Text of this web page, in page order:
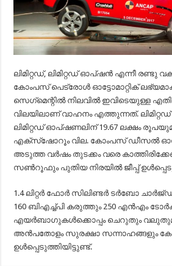
ലിമിറ്റഡ്, ലിമിറ്റഡ് ഓപ്ഷന്‍ എന്നീ രണ്ടു
കോംപസ് പെട്രോള്‍ ഓട്ടോമാറ്റിക്
സെഗ്‌മെന്റില്‍ നിലവില്‍ ഇവിടെയുള്ള
വിലയിലാണ് വാഹനം എത്തുന്നത്. ലിമിറ്റഡ്
ലിമിറ്റഡ് ഓപ്ഷണലിന് 19.67 ലക്ഷം
എക്‌സ്‌ഷോറൂം വില. കോംപസ് ഡീസല്‍
അടുത്ത വര്‍ഷം തുടക്കം വരെ
സണ്‍റൂഫും പുതിയ നിരയില്‍ ജീപ്പ്
1.4 ലിറ്റര്‍ ഫോര്‍ സിലിണ്ടര്‍ ടര്‍ബോ
160 ബിഎച്ച്പി കരുത്തും 250 എന്‍എം
എയര്‍ബാഗുകള്‍ക്കൊപ്പം ചെറുതും
അന്‍പതോളം സുരക്ഷാ സന്നാഹങ്ങളും
ഉള്‍പ്പെടുത്തിയിട്ടുണ്ട്.